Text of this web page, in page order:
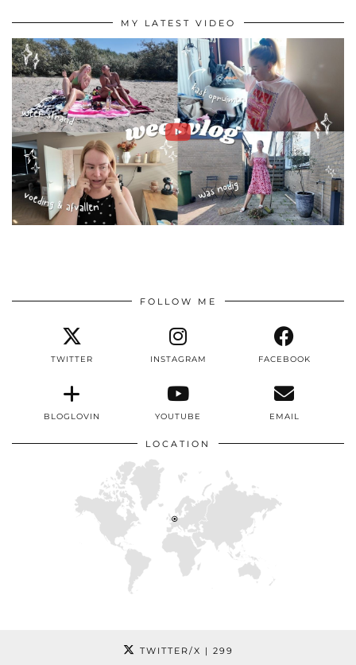
MY LATEST VIDEO
FOLLOW ME
TWITTER INSTAGRAM FACEBOOK
BLOGLOVIN YOUTUBE EMAIL
LOCATION
TWITTER/X | 299